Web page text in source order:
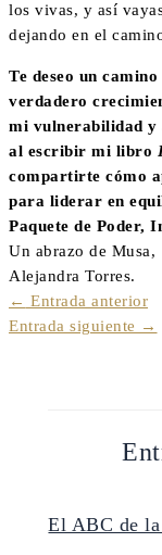
los vivas, y así
dejando en el
Te deseo un
verdadero
mi vulnerabilidad y
al escribir mi libro
compartirte cómo
para liderar en
Paquete de Poder,
Un abrazo de Musa,
Alejandra Torres.
← Entrada anterior
Entrada siguiente →
El ABC de